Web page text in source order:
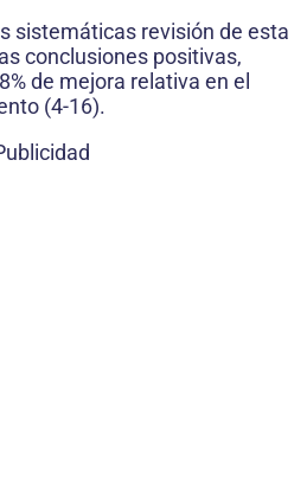
sistemáticas revisión de esta
conclusiones positivas,
de mejora relativa en el
(4-16).